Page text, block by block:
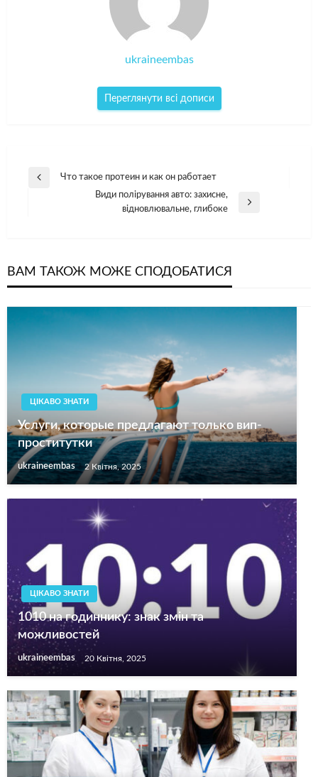
ukraineembas
Переглянути всі дописи
Навігація
Попередній
Что такое протеин и как он работает
Види полірування авто: захисне,
відновлювальне, глибоке
ВАМ ТАКОЖ МОЖЕ СПОДОБАТИСЯ
ЦІКАВО ЗНАТИ
Услуги, которые предлагают только вип-
проститутки
ukraineembas 2 Квітня, 2025
ЦІКАВО ЗНАТИ
1010 на годиннику: знак змін та
можливостей
ukraineembas 20 Квітня, 2025